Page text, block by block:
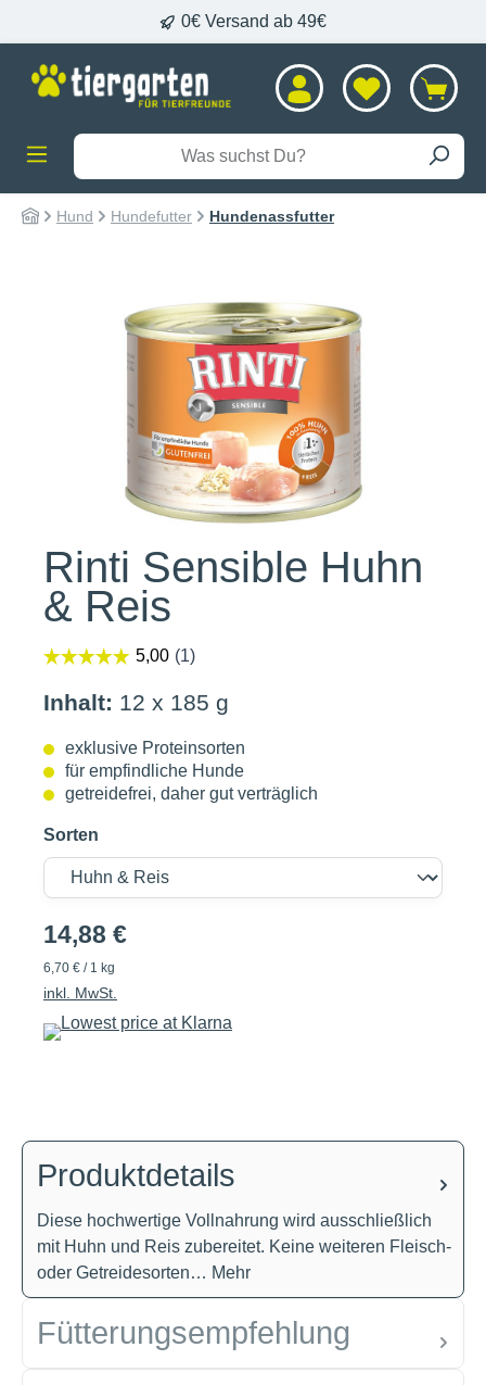
0€ Versand ab 49€
Hund Hundefutter Hundenassfutter
Rinti Sensible Huhn
& Reis
Inhalt: 12 x 185 g
exklusive Proteinsorten
für empfindliche Hunde
getreidefrei, daher gut verträglich
Sorten
14,88 €
6,70 € / 1 kg
inkl. MwSt.
Produktdetails
Diese hochwertige Vollnahrung wird ausschließlich
mit Huhn und Reis zubereitet. Keine weiteren Fleisch-
oder Getreidesorten… Mehr
Fütterungsempfehlung